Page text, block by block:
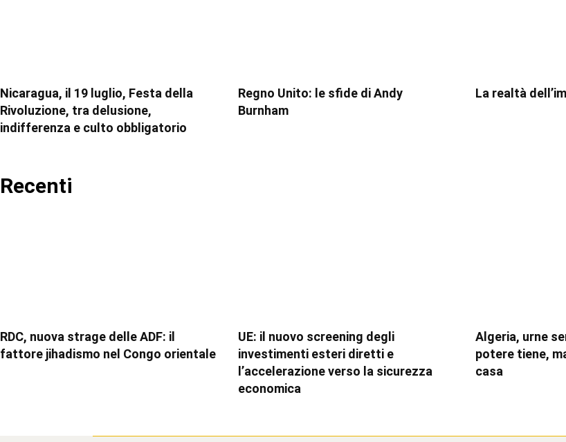
Nicaragua, il 19 luglio, Festa della
Rivoluzione, tra delusione,
indifferenza e culto obbligatorio
Regno Unito: le sfide di Andy
Burnham
La realtà
Recenti
RDC, nuova strage delle ADF: il
fattore jihadismo nel Congo orientale
UE: il nuovo screening degli
investimenti esteri diretti e
l’accelerazione verso la sicurezza
economica
Algeria, urne
potere tiene,
casa